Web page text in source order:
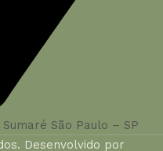
São Paulo – SP
Desenvolvido por